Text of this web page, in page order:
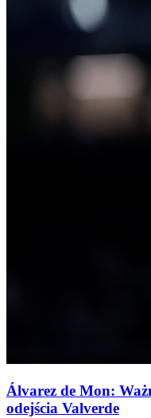
Álvarez de Mon:
odejścia Valverde